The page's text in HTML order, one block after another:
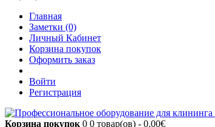
Главная
Заметки (0)
Личный Кабинет
Корзина покупок
Оформить заказ
Войти
Регистрация
Корзина покупок 0 0 товар(ов) - 0.00€